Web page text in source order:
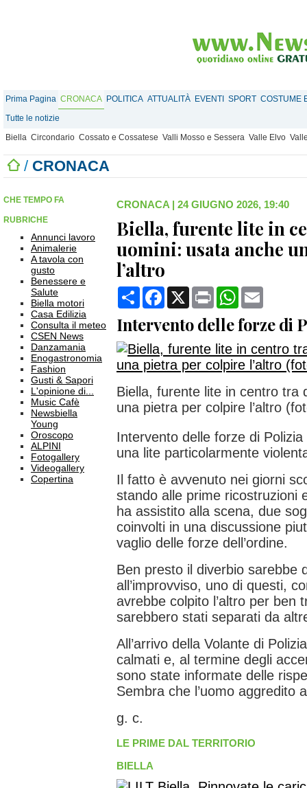
Prima Pagina CRONACA POLITICA ATTUALITÀ EVENTI SPORT COSTUME
Tutte le notizie
Biella Circondario Cossato e Cossatese Valli Mosso e Sessera Valle Elvo
/ CRONACA
CHE TEMPO FA
RUBRICHE
Annunci lavoro
Animalerie
A tavola con
gusto
Benessere e
Salute
Biella motori
Casa Edilizia
Consulta il meteo
CSEN News
Danzamania
Enogastronomia
Fashion
Gusti & Sapori
L'opinione di...
Music Cafè
Newsbiella
Young
Oroscopo
ALPINI
Fotogallery
Videogallery
Copertina
CRONACA | 24 GIUGNO 2026, 19:40
Biella, furente lite in
uomini: usata anche
l’altro
CondividiFacebook
X Print WhatsApp
Intervento delle forze di
Biella, furente lite in centro tra
una pietra per colpire l’altro
Intervento delle forze di
una lite particolarmente
Il fatto è avvenuto nei giorni
stando alle prime ricostruzioni
ha assistito alla scena, due
coinvolti in una discussione
vaglio delle forze dell’ordine.
Ben presto il diverbio sarebbe
all’improvviso, uno di questi,
avrebbe colpito l’altro per ben
sarebbero stati separati da
All’arrivo della Volante di
calmati e, al termine degli
sono state informate delle
Sembra che l’uomo aggredito
g. c.
LE PRIME DAL TERRITORIO
BIELLA